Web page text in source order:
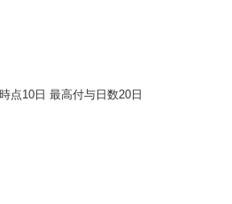
点10日 最高付与日数20日